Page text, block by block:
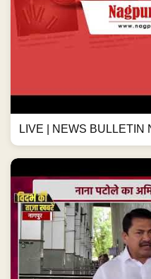
LIVE | NEWS BULLETIN